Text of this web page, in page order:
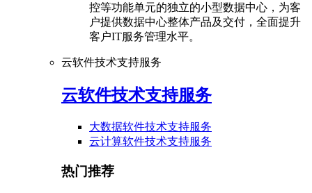
控等功能单元的独立的小型数据中心，为客
户提供数据中心整体产品及交付，全面提升
客户IT服务管理水平。
云软件技术支持服务
云软件技术支持服务
大数据软件技术支持服务
云计算软件技术支持服务
热门推荐